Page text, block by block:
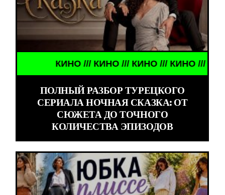
КИНО /// КИНО /// КИНО /// КИНО ///
ПОЛНЫЙ РАЗБОР ТУРЕЦКОГО
СЕРИАЛА НОЧНАЯ СКАЗКА: ОТ
СЮЖЕТА ДО ТОЧНОГО
КОЛИЧЕСТВА ЭПИЗОДОВ